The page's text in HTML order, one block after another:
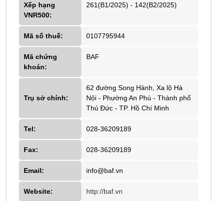
Xếp hạng
VNR500:
261(B1/2025) - 142(B2/2025)
Mã số thuế: 0107795944
Mã chứng
khoán:
BAF
Trụ sở chính:
62 đường Song Hành, Xa lộ Hà
Nội - Phường An Phú - Thành phố
Thủ Đức - TP. Hồ Chí Minh
Tel: 028-36209189
Fax: 028-36209189
Email: info@baf.vn
Website: http://baf.vn